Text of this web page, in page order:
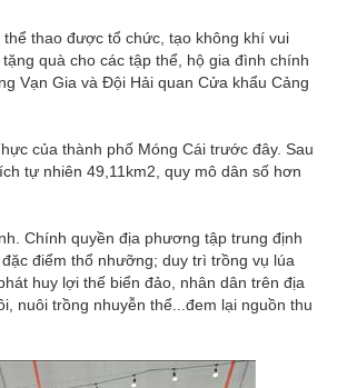
thao được tổ chức, tạo không khí vui
quà cho các tập thể, hộ gia đình chính
Vạn Gia và Đội Hải quan Cửa khẩu Cảng
của thành phố Móng Cái trước đây. Sau
tự nhiên 49,11km2, quy mô dân số hơn
Chính quyền địa phương tập trung định
điểm thổ nhưỡng; duy trì trồng vụ lúa
huy lợi thế biển đảo, nhân dân trên địa
nuôi trồng nhuyễn thể...đem lại nguồn thu